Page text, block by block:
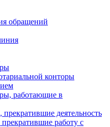
обращений
конторы
работающие в
деятельность
работу с